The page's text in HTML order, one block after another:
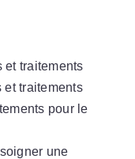
et traitements
et traitements
pour le
une